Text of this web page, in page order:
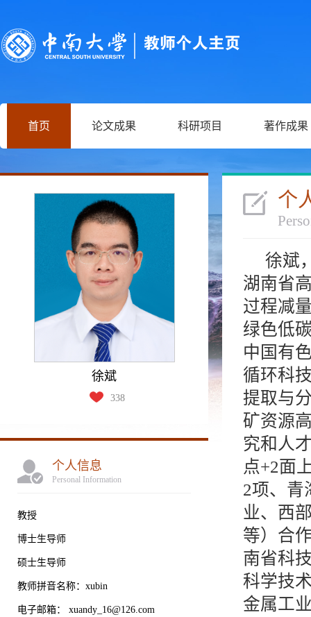
首页 论文成果 科研项目 著作成果
徐斌
338
个人信息
Personal Information
教授
博士生导师
硕士生导师
教师拼音名称：xubin
电子邮箱： xuandy_16@126.com
个
徐斌
湖南省
过程减
绿色低
中国有
循环科
提取与
矿资源
究和人
点+2面
2项、青
业、西
等）合
南省科
科学技
金属工